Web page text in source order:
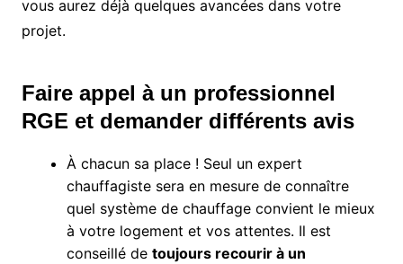
vous aurez déjà quelques avancées dans votre
projet.
Faire appel à un professionnel
RGE et demander différents avis
À chacun sa place ! Seul un expert
chauffagiste sera en mesure de connaître
quel système de chauffage convient le mieux
à votre logement et vos attentes. Il est
conseillé de toujours recourir à un